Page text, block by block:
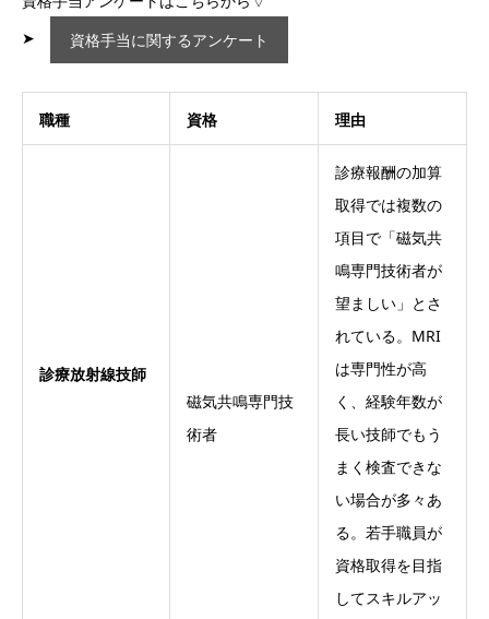
➤
資格手当に関するアンケート
職種 資格 理由
診療放射線技師
磁気共鳴専門技
術者
診療報酬の加算
取得では複数の
項目で「磁気共
鳴専門技術者が
望ましい」とさ
れている。MRI
は専門性が高
く、経験年数が
長い技師でもう
まく検査できな
い場合が多々あ
る。若手職員が
資格取得を目指
してスキルアッ